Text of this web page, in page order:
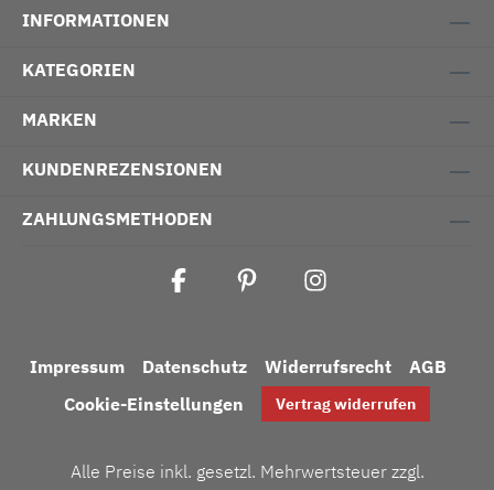
INFORMATIONEN
KATEGORIEN
MARKEN
KUNDENREZENSIONEN
ZAHLUNGSMETHODEN
Impressum Datenschutz Widerrufsrecht
AGB
Cookie-Einstellungen
Vertrag widerrufen
Alle Preise inkl. gesetzl. Mehrwertsteuer zzgl.